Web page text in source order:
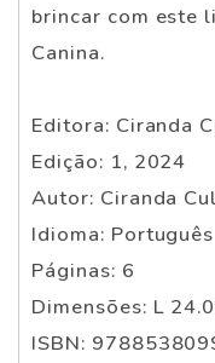
brincar com este
Canina.
Editora: Ciranda
Edição: 1, 2024
Autor: Ciranda
Idioma: Português
Páginas: 6
Dimensões: L
ISBN: